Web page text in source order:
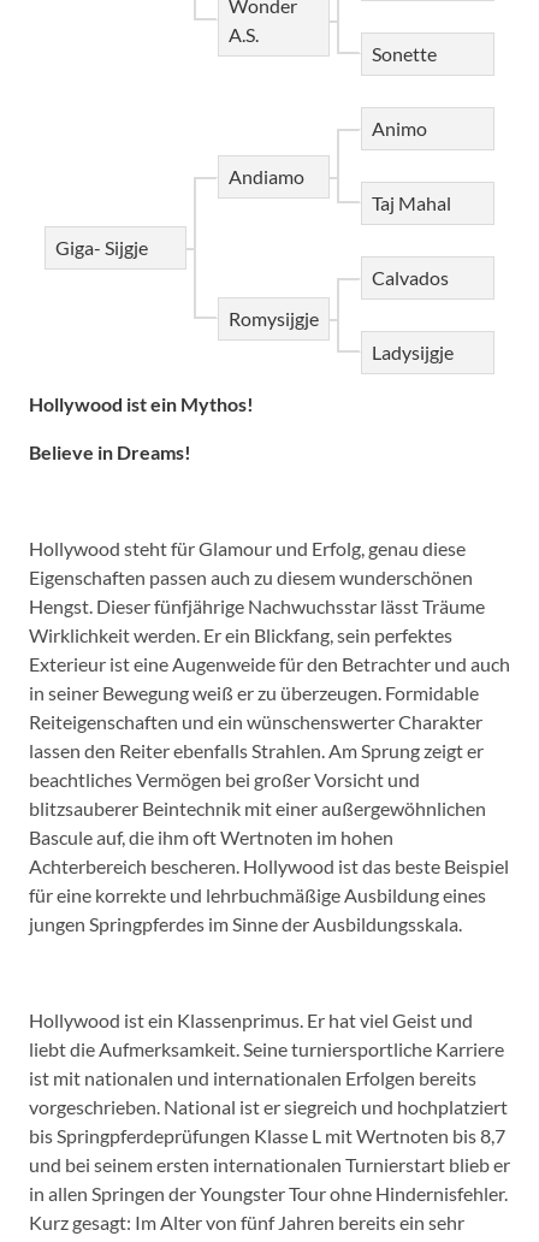
Giga- Sijgje
Wonder
A.S.
Andiamo
Romysijgje
Sonette
Animo
Taj Mahal
Calvados
Ladysijgje
Hollywood ist ein Mythos!
Believe in Dreams!
Hollywood steht für Glamour und Erfolg, genau diese
Eigenschaften passen auch zu diesem wunderschönen
Hengst. Dieser fünfjährige Nachwuchsstar lässt Träume
Wirklichkeit werden. Er ein Blickfang, sein perfektes
Exterieur ist eine Augenweide für den Betrachter und auch
in seiner Bewegung weiß er zu überzeugen. Formidable
Reiteigenschaften und ein wünschenswerter Charakter
lassen den Reiter ebenfalls Strahlen. Am Sprung zeigt er
beachtliches Vermögen bei großer Vorsicht und
blitzsauberer Beintechnik mit einer außergewöhnlichen
Bascule auf, die ihm oft Wertnoten im hohen
Achterbereich bescheren. Hollywood ist das beste Beispiel
für eine korrekte und lehrbuchmäßige Ausbildung eines
jungen Springpferdes im Sinne der Ausbildungsskala.
Hollywood ist ein Klassenprimus. Er hat viel Geist und
liebt die Aufmerksamkeit. Seine turniersportliche Karriere
ist mit nationalen und internationalen Erfolgen bereits
vorgeschrieben. National ist er siegreich und hochplatziert
bis Springpferdeprüfungen Klasse L mit Wertnoten bis 8,7
und bei seinem ersten internationalen Turnierstart blieb er
in allen Springen der Youngster Tour ohne Hindernisfehler.
Kurz gesagt: Im Alter von fünf Jahren bereits ein sehr